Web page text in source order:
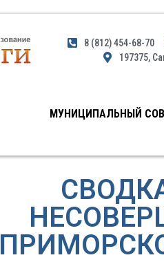
8 (812) 454-68-70
197375,
МУНИЦИПАЛЬНЫЙ